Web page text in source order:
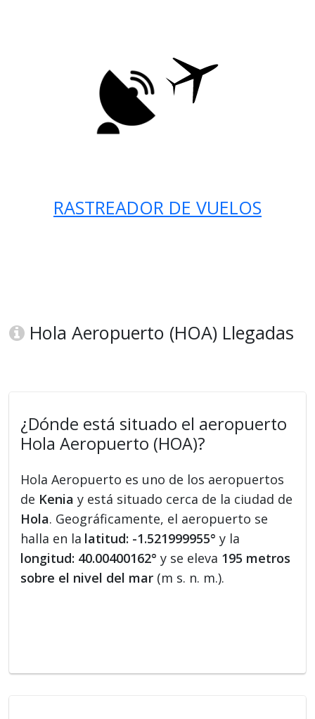
RASTREADOR DE VUELOS
Hola Aeropuerto (HOA) Llegadas
¿Dónde está situado el aeropuerto
Hola Aeropuerto (HOA)?
Hola Aeropuerto es uno de los aeropuertos
de Kenia y está situado cerca de la ciudad de
Hola. Geográficamente, el aeropuerto se
halla en la latitud: -1.521999955° y la
longitud: 40.00400162° y se eleva 195 metros
sobre el nivel del mar (m s. n. m.).